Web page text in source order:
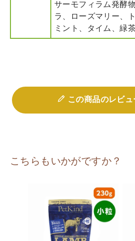
サーモフィラム発酵
ラ、ローズマリー、
ミント、タイム、緑
この商品のレビュ
こちらもいかがですか？